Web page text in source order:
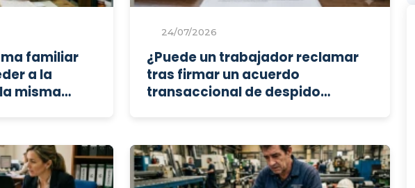
familiar
a la
misma
24/07/2026
¿Puede un trabajador reclamar
tras firmar un acuerdo
transaccional de despido